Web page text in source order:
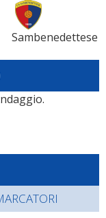
Sambenedettese